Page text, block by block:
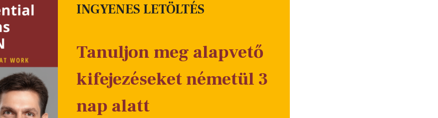
INGYENES LETÖLTÉS
Tanuljon meg alapvető
kifejezéseket németül 3
nap alatt